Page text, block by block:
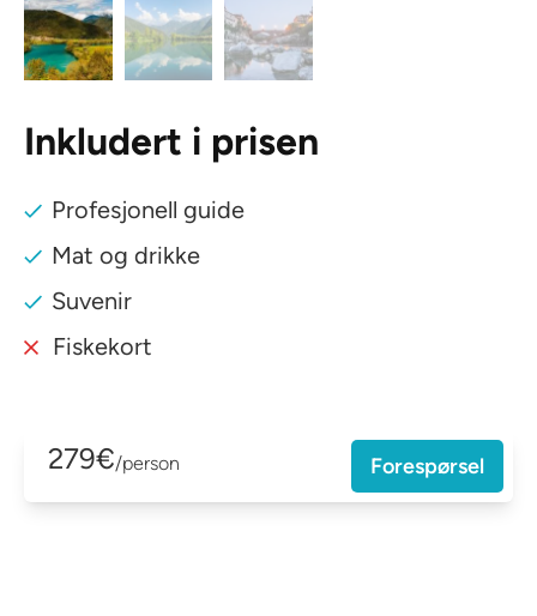
Inkludert i prisen
Profesjonell guide
Mat og drikke
Suvenir
Fiskekort
279€/person Forespørsel